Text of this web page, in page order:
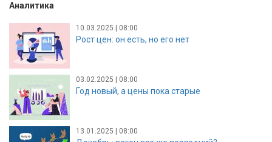
Аналитика
10.03.2025 | 08:00
Рост цен: он есть, но его нет
03.02.2025 | 08:00
Год новый, а цены пока старые
13.01.2025 | 08:00